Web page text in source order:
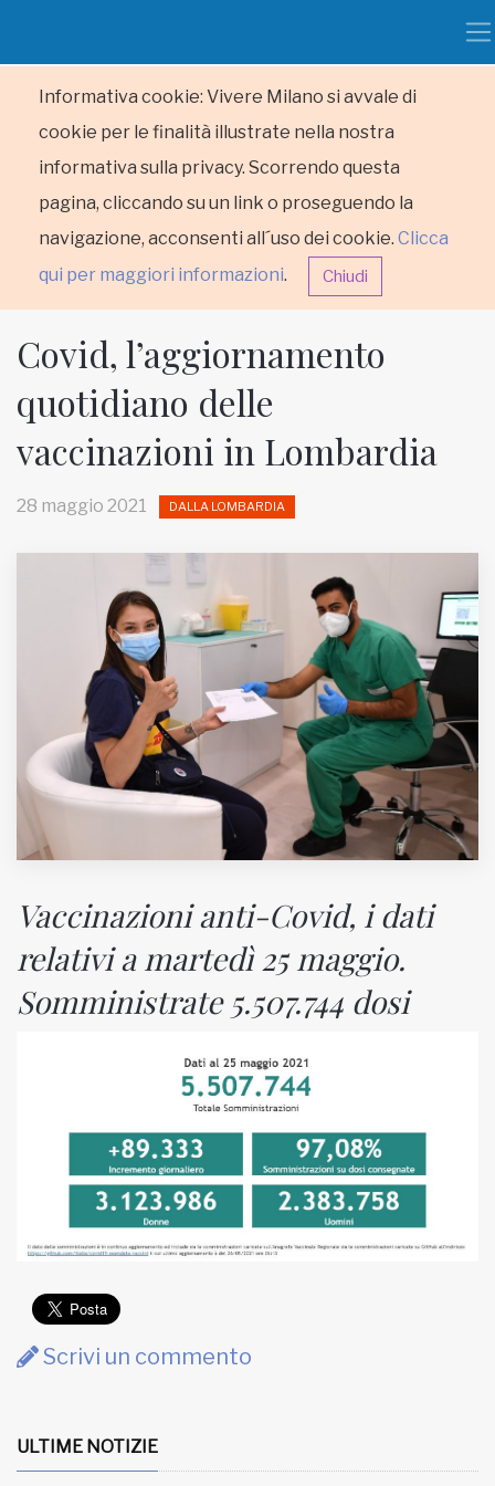
Informativa cookie: Vivere Milano si avvale di
cookie per le finalità illustrate nella nostra
informativa sulla privacy. Scorrendo questa
pagina, cliccando su un link o proseguendo la
navigazione, acconsenti all´uso dei cookie. Clicca
qui per maggiori informazioni. Chiudi
HOME
Inviateci le vostre segnalazioni
Iscriviti alla newsletter
www.viveremilano.info
Fondato e diretto da Enzo De
Bernardis
EDB edizioni - Via Brivio angolo C.
Imbonati, 89 20159 Milano (Italia)
Covid, l’aggiornamento
quotidiano delle
vaccinazioni in Lombardia
28 maggio 2021 DALLA LOMBARDIA
Vaccinazioni anti-Covid, i dati
relativi a martedì 25 maggio.
Somministrate 5.507.744 dosi
Scrivi un commento
ULTIME NOTIZIE